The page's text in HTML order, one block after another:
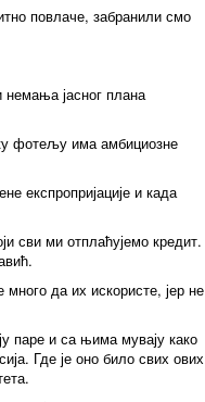
повлаче, забранили смо
немања јасног плана
фотељу има амбициозне
експропријације и када
сви ми отплаћујемо кредит.
да их искористе, јер не
паре и са њима мувају како
Где је оно било свих ових